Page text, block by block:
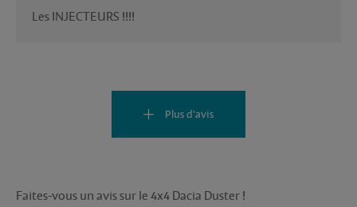
Les INJECTEURS !!!!
Plus d'avis
Faites-vous un avis sur le 4x4 Dacia Duster !